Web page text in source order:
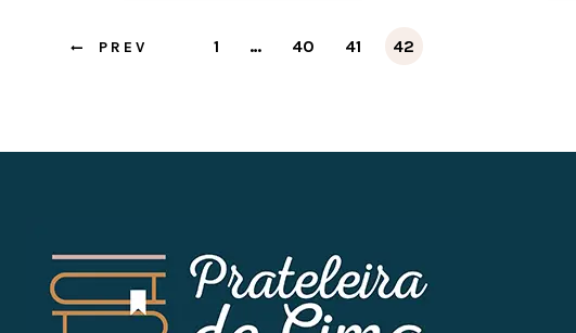
PREV 1 … 40 41 42